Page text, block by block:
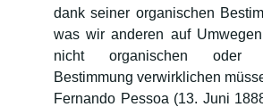
dank seiner organischen
was wir anderen auf
nicht organischen oder
Bestimmung verwirklichen
Fernando Pessoa (13. Juni